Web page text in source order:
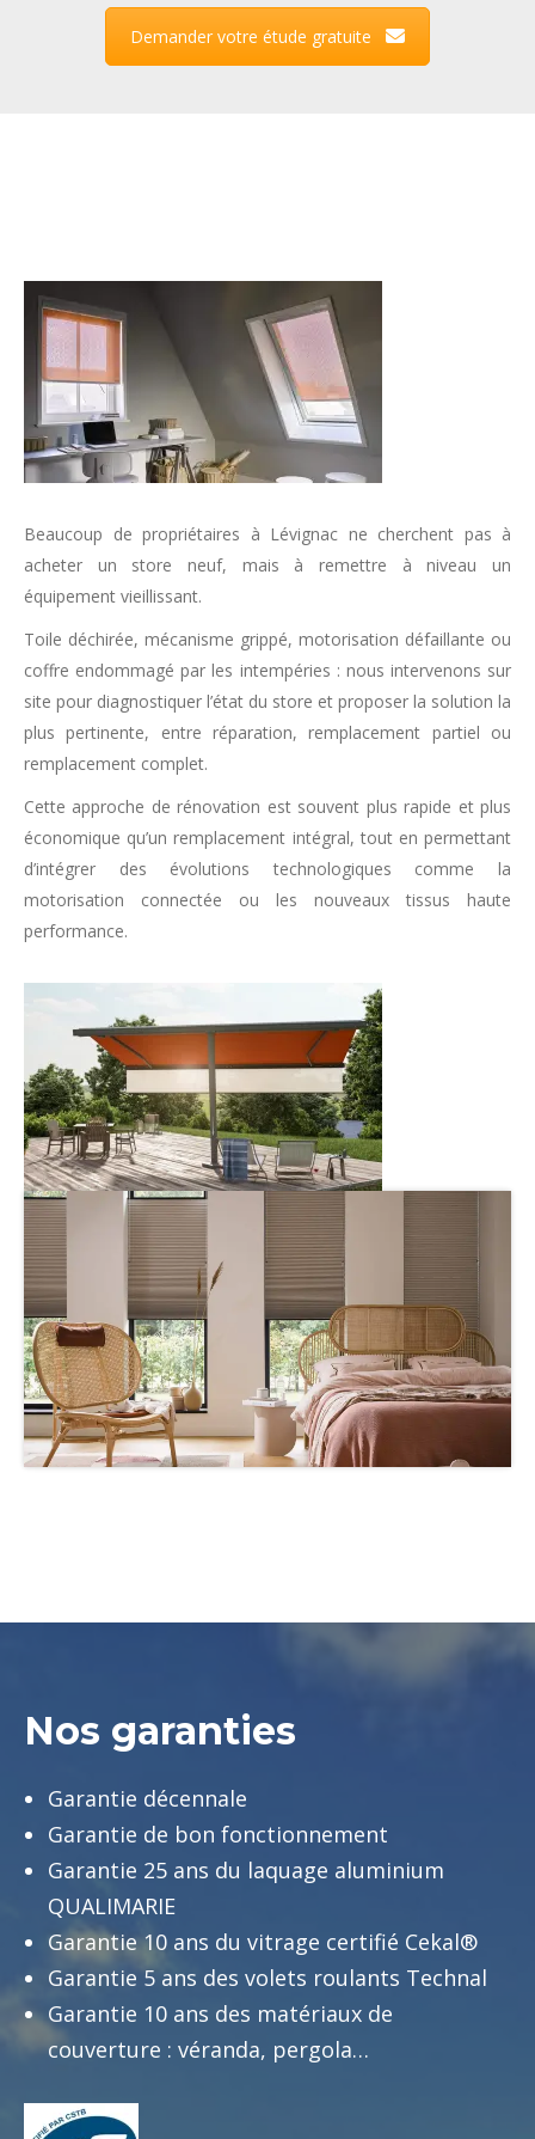
Demander votre étude gratuite
Beaucoup de propriétaires à Lévignac ne cherchent pas à
acheter un store neuf, mais à remettre à niveau un
équipement vieillissant.
Toile déchirée, mécanisme grippé, motorisation défaillante ou
coffre endommagé par les intempéries : nous intervenons sur
site pour diagnostiquer l’état du store et proposer la solution la
plus pertinente, entre réparation, remplacement partiel ou
remplacement complet.
Cette approche de rénovation est souvent plus rapide et plus
économique qu’un remplacement intégral, tout en permettant
d’intégrer des évolutions technologiques comme la
motorisation connectée ou les nouveaux tissus haute
performance.
Nos garanties
Garantie décennale
Garantie de bon fonctionnement
Garantie 25 ans du laquage aluminium
QUALIMARIE
Garantie 10 ans du vitrage certifié Cekal®
Garantie 5 ans des volets roulants Technal
Garantie 10 ans des matériaux de
couverture : véranda, pergola…